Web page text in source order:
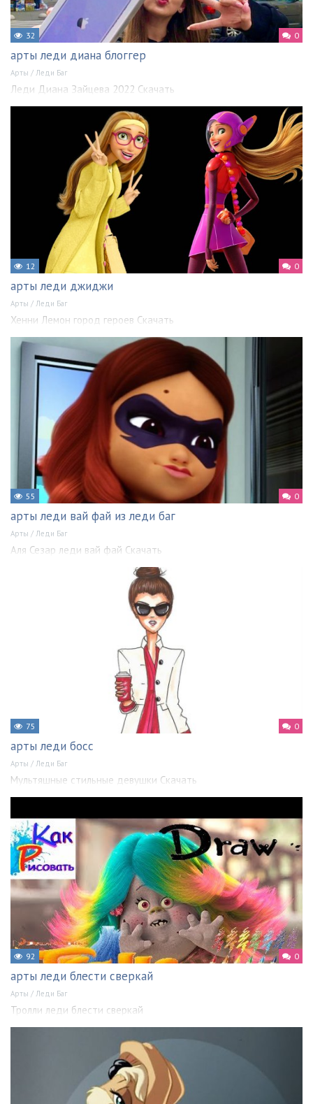
32 0
арты леди диана блоггер
Арты / Леди Баг
Леди Диана Зайцева 2022 Скачать
12 0
арты леди джиджи
Арты / Леди Баг
Хенни Лемон город героев Скачать
55 0
арты леди вай фай из леди баг
Арты / Леди Баг
Аля Сезар леди вай фай Скачать
75 0
арты леди босс
Арты / Леди Баг
Мультяшные стильные девушки Скачать
92 0
арты леди блести сверкай
Арты / Леди Баг
Тролли леди блести сверкай